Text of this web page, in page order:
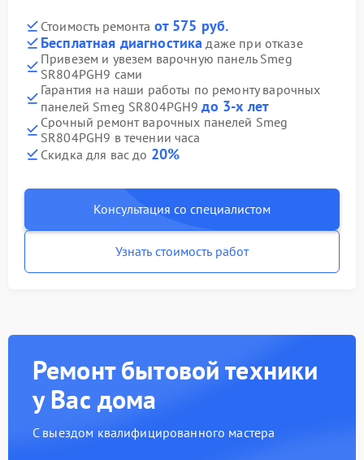
Стоимость ремонта от 575 руб.
Бесплатная диагностика даже при отказе
Привезем и увезем варочную панель Smeg
SR804PGH9 сами
Гарантия на наши работы по ремонту варочных
панелей Smeg SR804PGH9до 3-х лет
Срочный ремонт варочных панелей Smeg
SR804PGH9 в течении часа
Скидка для вас до 20%
Консультация со специалистом
Узнать стоимость работ
Ремонт бытовой техники
у Вас дома
С выездом квалифицированного мастера